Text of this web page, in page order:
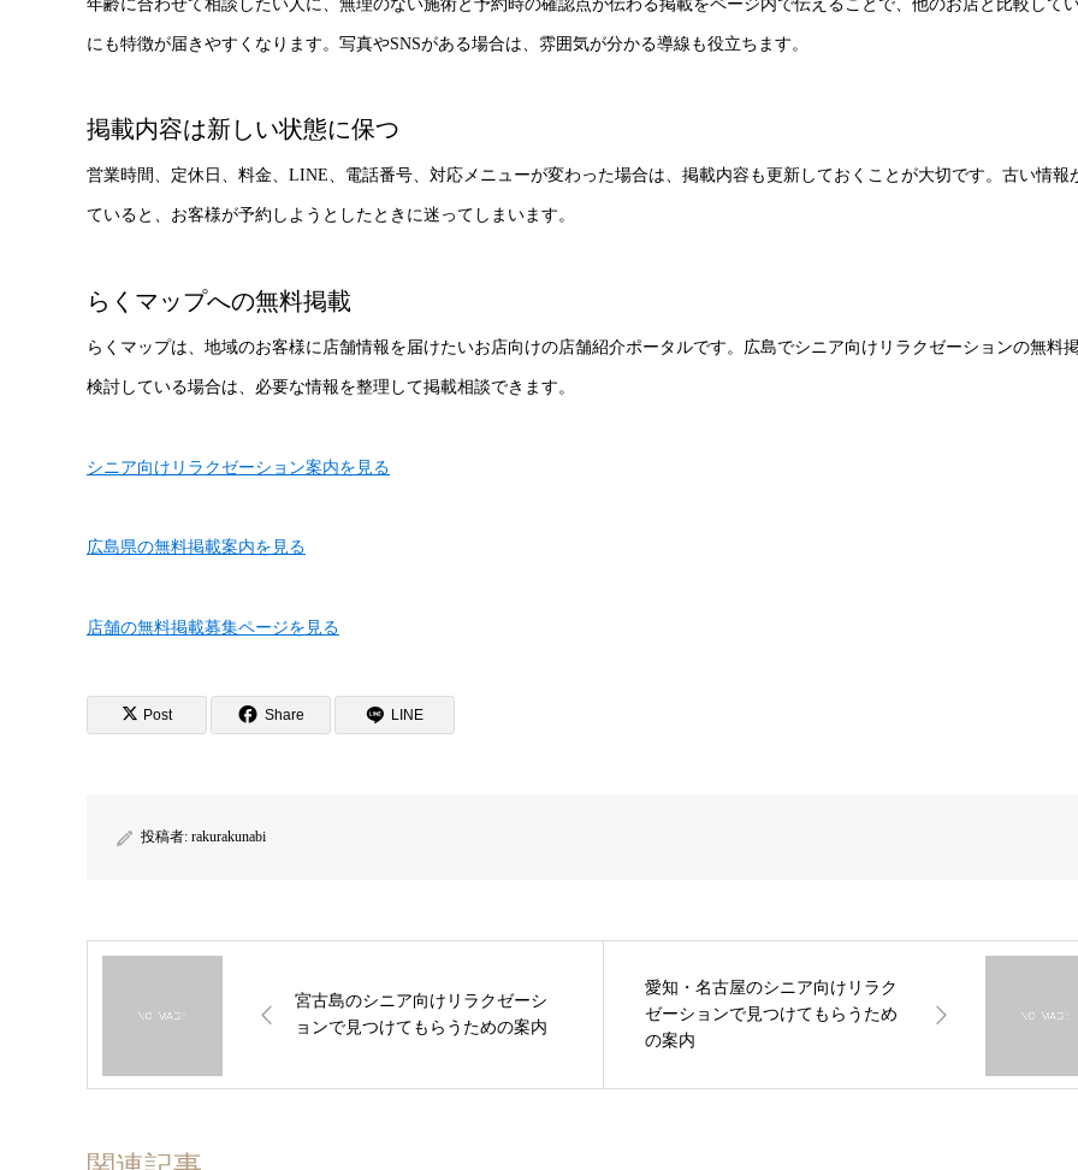
年齢に合わせて相談したい人に、無理のない施術と予約時の確認点が伝わる掲載をページ内で伝えることで、他のお店と比較して
にも特徴が届きやすくなります。写真やSNSがある場合は、雰囲気が分かる導線も役立ちます。
掲載内容は新しい状態に保つ
営業時間、定休日、料金、LINE、電話番号、対応メニューが変わった場合は、掲載内容も更新しておくことが大切です。古い情報
ていると、お客様が予約しようとしたときに迷ってしまいます。
らくマップへの無料掲載
らくマップは、地域のお客様に店舗情報を届けたいお店向けの店舗紹介ポータルです。広島でシニア向けリラクゼーションの無料
検討している場合は、必要な情報を整理して掲載相談できます。
シニア向けリラクゼーション案内を見る
広島県の無料掲載案内を見る
店舗の無料掲載募集ページを見る
Post Share LINE
投稿者: rakurakunabi
宮古島のシニア向けリラクゼーシ
ョンで見つけてもらうための案内
愛知・名古屋のシニア向けリラク
ゼーションで見つけてもらうため
の案内